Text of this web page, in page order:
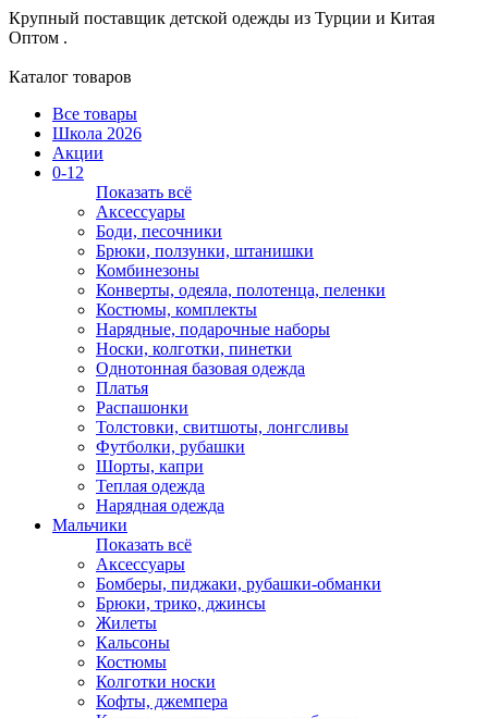
Крупный поставщик детской одежды из Турции и Китая
Оптом .
Каталог товаров
Все товары
Школа 2026
Акции
0-12
Показать всё
Аксессуары
Боди, песочники
Брюки, ползунки, штанишки
Комбинезоны
Конверты, одеяла, полотенца, пеленки
Костюмы, комплекты
Нарядные, подарочные наборы
Носки, колготки, пинетки
Однотонная базовая одежда
Платья
Распашонки
Толстовки, свитшоты, лонгсливы
Футболки, рубашки
Шорты, капри
Теплая одежда
Нарядная одежда
Мальчики
Показать всё
Аксессуары
Бомберы, пиджаки, рубашки-обманки
Брюки, трико, джинсы
Жилеты
Кальсоны
Костюмы
Колготки носки
Кофты, джемпера